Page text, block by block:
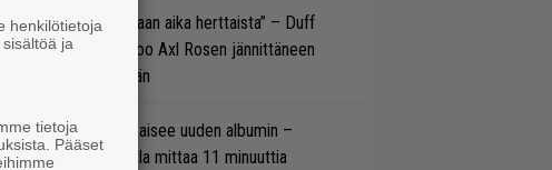
”Se oli oikeastaan aika herttaista” – Duff
McKagan kertoo Axl Rosen jännittäneen
AC/DC-pestiään
Neil Young julkaisee uuden albumin –
ensimaistiaisella mittaa 11 minuuttia
henkilötietoja
ja
tietoja
Pääset